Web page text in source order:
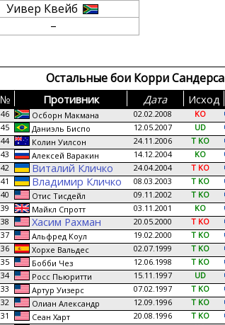
Уивер Квейб
–
Остальные бои Корри Сандерса
№ Противник Дата Исход
46 Осборн Maкмана 02.02.2008
KO
45
Даниэль Биспо 12.05.2007
UD
44
Колин Уилсон 24.11.2006
T KO
43
Алексей Варакин 14.12.2004
KO
42
Виталий Кличко 24.04.2004
T KO
41
Владимир Кличко 08.03.2003
T KO
40
Отис Тисдейл 09.11.2002
T KO
39
Майкл Спротт 03.11.2001
KO
38
Хасим Рахман 20.05.2000
T KO
37
Альфред Коул 19.02.2000
T KO
36
Хорхе Вальдес 02.07.1999
T KO
35
Бобби Чез 12.06.1998
T KO
34
Росс Пьюритти 15.11.1997
UD
33
Артур Уизерс 07.02.1997
T KO
32
Олиан Александр 12.09.1996
T KO
31
Сеан Харт 20.08.1996
T KO